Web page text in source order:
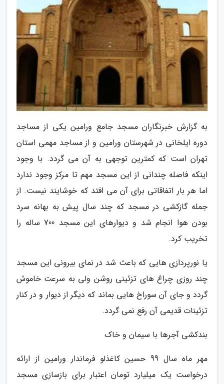
به گزارش خبرنگاران مسجد جامع ورامین یکی از مساجد
دوره ایلخانی در شهرستان ورامین و از مساجد مهمی استان
تهران است که کمترین توجهی به آن می گردد. با وجود
اینکه فاصله چندانی از این مسجد مهم تا مرکز وجود ندارد
اما هر بار اتفاقاتی برای آن می افتد که خوشایند نیست. از
جمله گازکشی در مسجد که چند سال پیش به بهانه سرد
بودن هوا انجام شد و دیوارهای این مسجد 700 ساله را
تخریب کرد.
یا نورپردازی هایی که باعث شد در نمای بیرونی این مسجد
چند روزی چراغ های تزئینی روشن ولی به سرعت خاموش
گردد و جای آن سوراخ هایی بماند که دیگر از دیوار و در کنار
تزئینات قدیمی آن رفع نمی گردد.
بندکشی آجرها با سیمان و خاک
مهر ماه سال 99 حسین کاغذلو فرماندار ورامین از ارائه
درخواست یک میلیارد تومان اعتبار برای بازسازی مسجد